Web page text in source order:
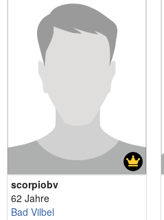
scorpiobv
62 Jahre
Bad Vilbel